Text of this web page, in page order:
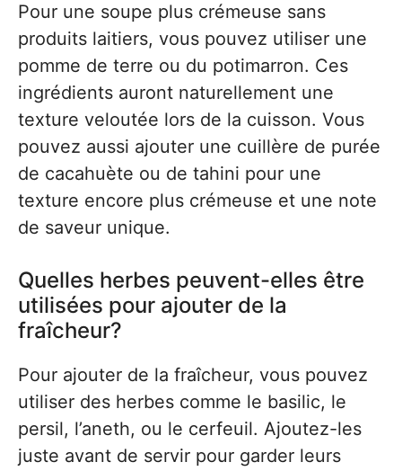
Pour une soupe plus crémeuse sans
produits laitiers, vous pouvez utiliser une
pomme de terre ou du potimarron. Ces
ingrédients auront naturellement une
texture veloutée lors de la cuisson. Vous
pouvez aussi ajouter une cuillère de purée
de cacahuète ou de tahini pour une
texture encore plus crémeuse et une note
de saveur unique.
Quelles herbes peuvent-elles être
utilisées pour ajouter de la
fraîcheur?
Pour ajouter de la fraîcheur, vous pouvez
utiliser des herbes comme le basilic, le
persil, l’aneth, ou le cerfeuil. Ajoutez-les
juste avant de servir pour garder leurs